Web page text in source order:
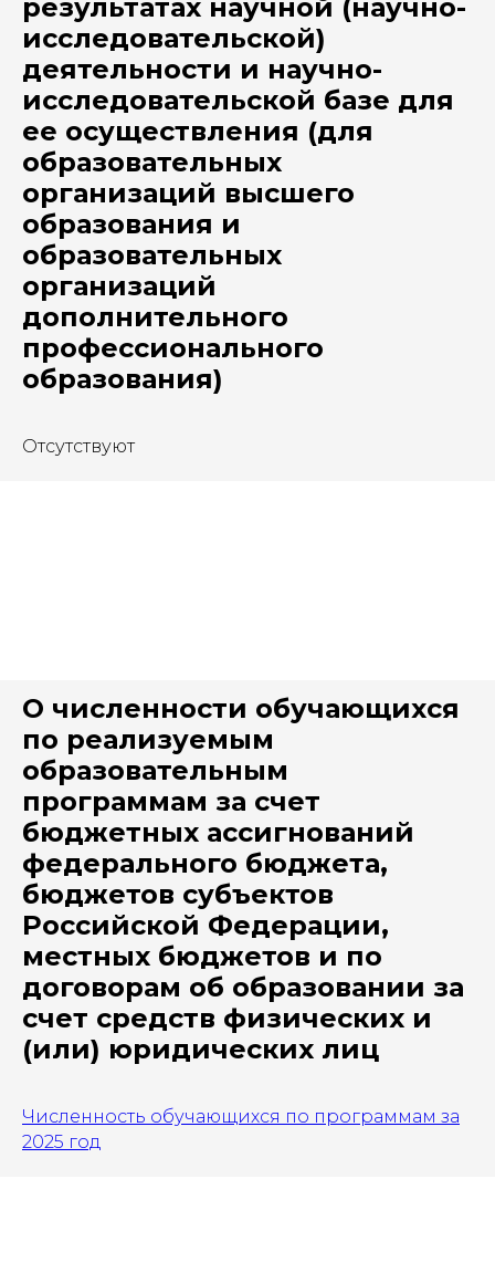
результатах научной (научно-
исследовательской)
деятельности и научно-
исследовательской базе для
ее осуществления (для
образовательных
организаций высшего
образования и
образовательных
организаций
дополнительного
профессионального
образования)
Отсутствуют
О численности обучающихся
по реализуемым
образовательным
программам за счет
бюджетных ассигнований
федерального бюджета,
бюджетов субъектов
Российской Федерации,
местных бюджетов и по
договорам об образовании за
счет средств физических и
(или) юридических лиц
Численность обучающихся по программам за
2025 год